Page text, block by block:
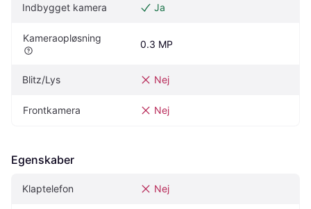
Indbygget kamera Ja
Kameraopløsning
0.3 MP
Blitz/Lys Nej
Frontkamera Nej
Egenskaber
Klaptelefon Nej